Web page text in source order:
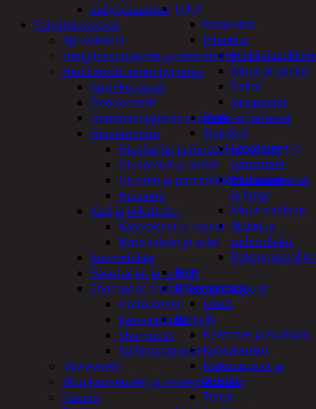
Lelut
Ilmapallot
Pihalelut
Muut pihalelut
Pallot
Vesipyssyt
Radio-ohjattavat
Sisälelut
Leikkiautot ja
työkoneet
Muovailuvahat
ja limat
Muut sisälelut
Nuket ja
pehmolelut
Pelit
Polkupyöräily
Lukot
Retkeily
Keittimet ja ruokailu
Kylmälaukut
Makuupussit ja
alustat
Teltat
Säilytyslaatikot
Päivittäistavarat
Apuvälineet
Hengityssuojaimet ja desinfiointi
Henkilökohtainen hygienia
Aurinkorasvat
Deodorantit
Hammashygienia tuotteet
Hiustenhoito
Hiusharjat ja muotoilutuotteet
Hiuspinnit ja lenkit
Hiusten ja parranleikkuukoneet
Hiusvärit
Käsi ja jalkahoito
Käsivoiteet ja rasvat
Kynsisakset ja viilat
Kosmetiikka
Pesuharjat ja -sienet
Shampoot, hoitaineet ja saippuat
Hoitoaineet
Käsisaippuat
Shampoot
Suihkusaippuat
Hyvinvointi
Muu kauneuden ja terveydenhoito
Paperit